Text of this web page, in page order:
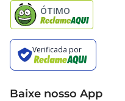
Baixe nosso App